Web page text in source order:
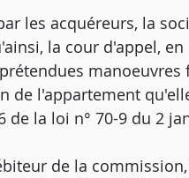
les acquéreurs, la
la cour d'appel,
manoeuvres
de l'appartement
la loi n° 70-9 du 2
de la